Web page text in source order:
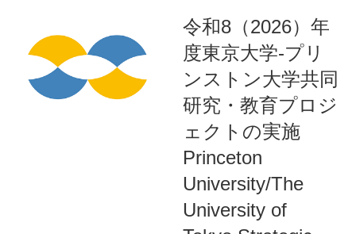
令和8（2026）年
度東京大学-プリ
ンストン大学共同
研究・教育プロジ
ェクトの実施
Princeton
University/The
University of